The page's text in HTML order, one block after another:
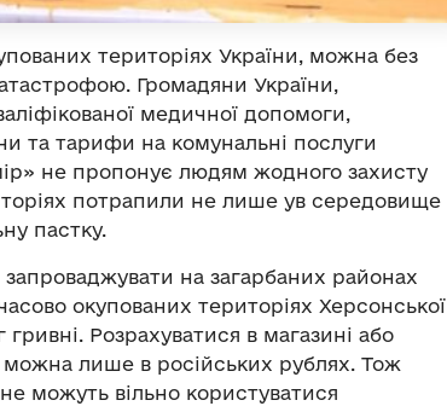
територіях України, можна без
Громадяни України,
медичної допомоги,
та тарифи на комунальні послуги
не пропонує людям жодного захисту
потрапили не лише ув середовище
пастку.
на загарбаних районах
окупованих територіях Херсонської
Розрахуватися в магазині або
можна лише в російських рублях. Тож
можуть вільно користуватися